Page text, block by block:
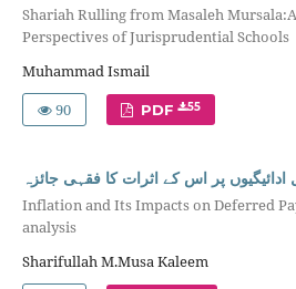
Shariah Rulling from Masaleh
Perspectives of Jurisprudential Schools
Muhammad Ismail
90
PDF 55
ادائیگیوں پر اس کے اثرات کا فقہی جائزہ
Inflation and Its Impacts on Deferred
analysis
Sharifullah M.Musa Kaleem